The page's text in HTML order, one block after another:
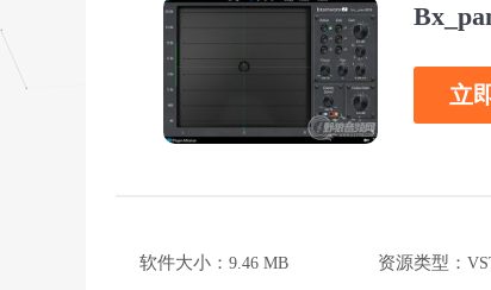
立
软件大小： 9.46 MB 资源类型：